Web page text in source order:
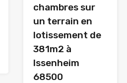
chambres sur
un terrain en
lotissement de
381m2 à
Issenheim
68500